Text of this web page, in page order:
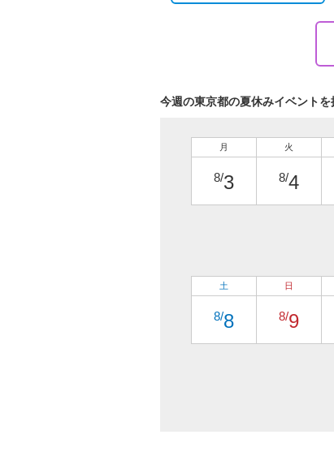
今週の東京都の夏休みイベントを
月
8/3
火
8/4
土
8/8
日
8/9